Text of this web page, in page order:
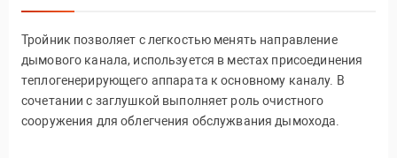
Тройник позволяет с легкостью менять направление
дымового канала, используется в местах присоединения
теплогенерирующего аппарата к основному каналу. В
сочетании с заглушкой выполняет роль очистного
сооружения для облегчения обслужвания дымохода.